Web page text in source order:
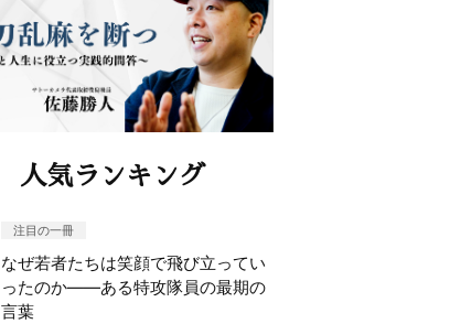
人気ランキング
注目の一冊
なぜ若者たちは笑顔で飛び立ってい
ったのか——ある特攻隊員の最期の
言葉